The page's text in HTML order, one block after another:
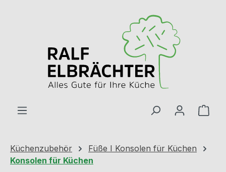
Küchenzubehör
Füße I Konsolen für Küchen
Konsolen für Küchen